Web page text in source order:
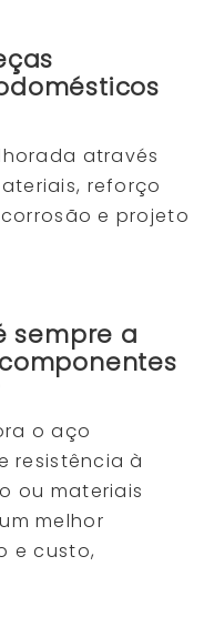
através
reforço
e projeto
sempre a
o aço
resistência à
ou materiais
melhor
e custo,